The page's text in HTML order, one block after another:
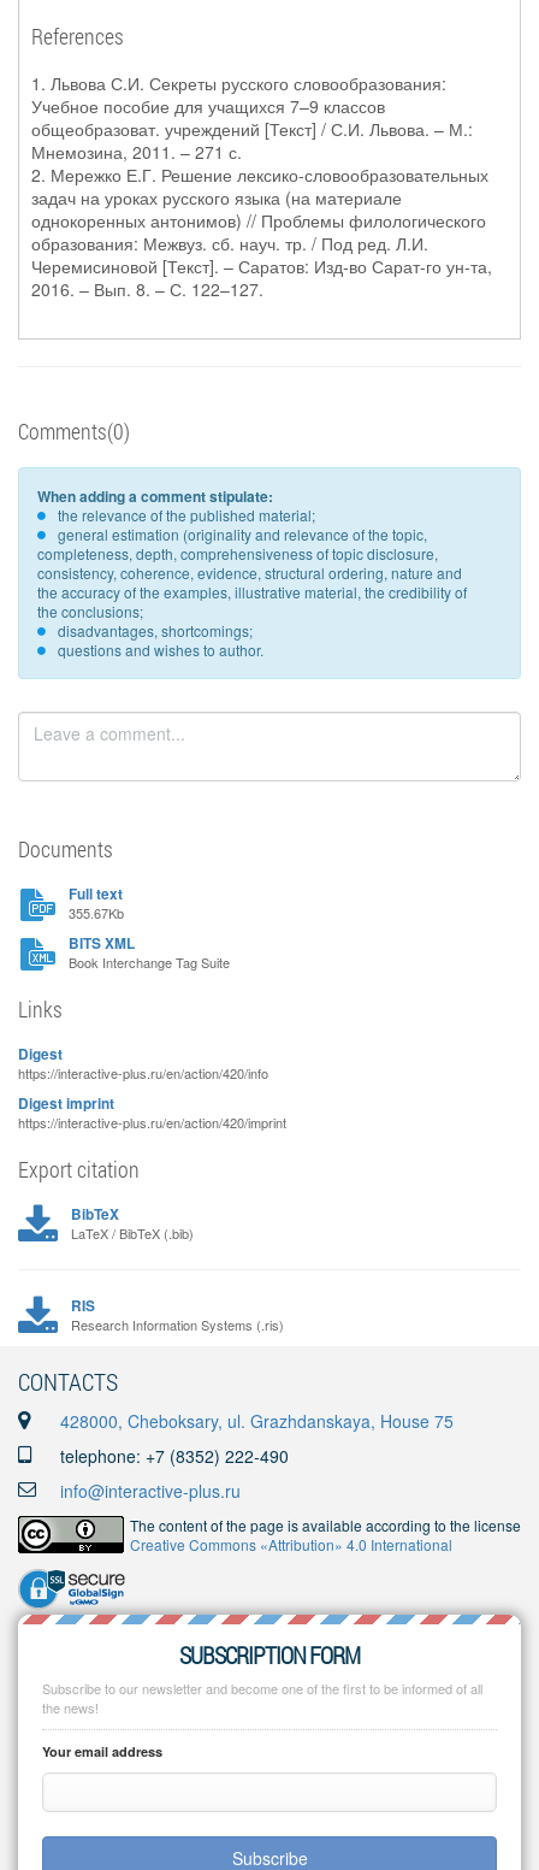
References
1. Львова С.И. Секреты русского словообразования:
Учебное пособие для учащихся 7–9 классов
общеобразоват. учреждений [Текст] / С.И. Львова. – М.:
Мнемозина, 2011. – 271 с.
2. Мережко Е.Г. Решение лексико-словообразовательных
задач на уроках русского языка (на материале
однокоренных антонимов) // Проблемы филологического
образования: Межвуз. сб. науч. тр. / Под ред. Л.И.
Черемисиновой [Текст]. – Саратов: Изд-во Сарат-го ун-та,
2016. – Вып. 8. – С. 122–127.
Comments(0)
When adding a comment stipulate:
the relevance of the published material;
general estimation (originality and relevance of the topic,
completeness, depth, comprehensiveness of topic disclosure,
consistency, coherence, evidence, structural ordering, nature and
the accuracy of the examples, illustrative material, the credibility of
the conclusions;
disadvantages, shortcomings;
questions and wishes to author.
Documents
Full text
355.67Kb
BITS XML
Book Interchange Tag Suite
Links
Digest
https://interactive-plus.ru/en/action/420/info
Digest imprint
https://interactive-plus.ru/en/action/420/imprint
Export citation
BibTeX
LaTeX / BibTeX (.bib)
RIS
Research Information Systems (.ris)
CONTACTS
428000, Cheboksary, ul. Grazhdanskaya, House 75
telephone: +7 (8352) 222-490
info@interactive-plus.ru
The content of the page is available according to the license
Creative Commons «Attribution» 4.0 International
SUBSCRIPTION FORM
Subscribe to our newsletter and become one of the first to be informed of all
the news!
Your email address
Subscribe